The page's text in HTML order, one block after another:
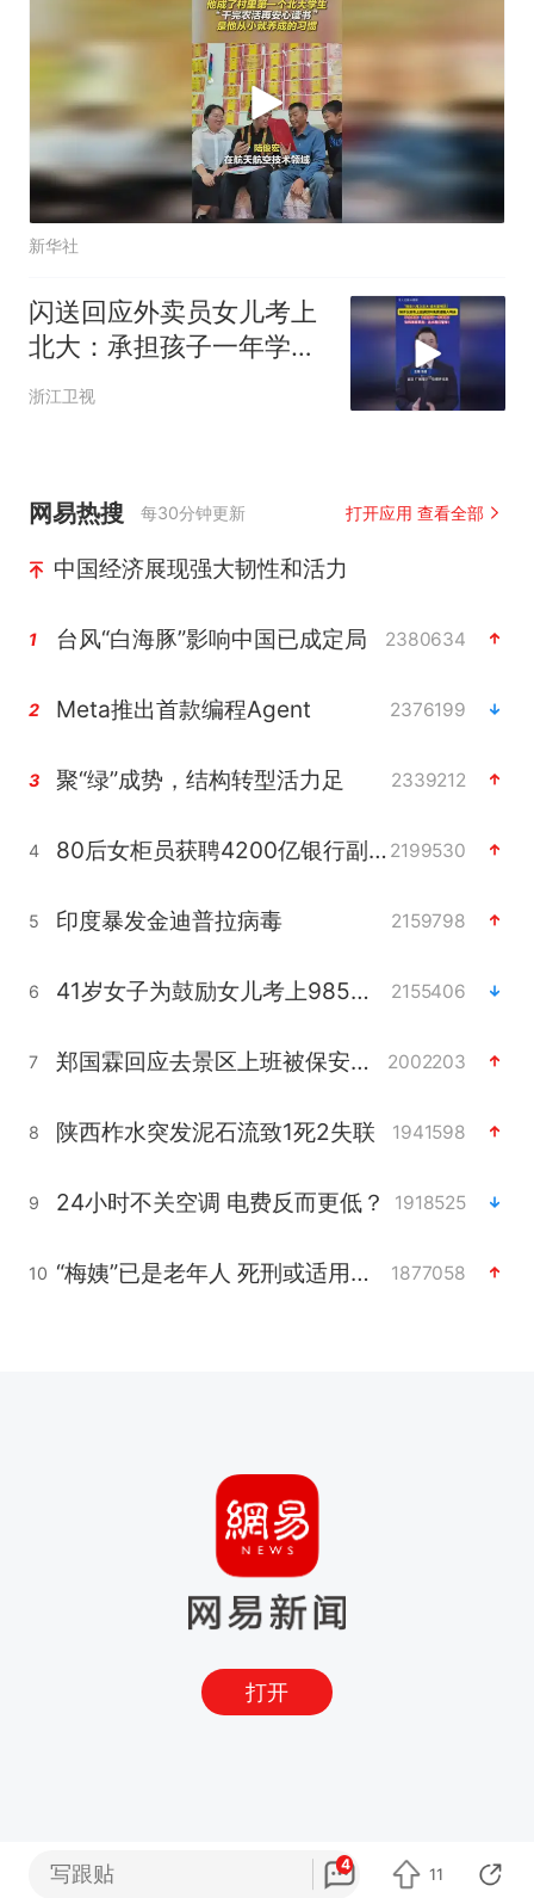
新华社
闪送回应外卖员女儿考上
北大：承担孩子一年学
费！
浙江卫视
网易热搜 每30分钟更新 打开应用 查看全部
中国经济展现强大韧性和活力
1 台风“白海豚”影响中国已成定局 2380634
2 Meta推出首款编程Agent 2376199
3 聚“绿”成势，结构转型活力足 2339212
4 80后女柜员获聘4200亿银行副行长 2199530
5 印度暴发金迪普拉病毒 2159798
6 41岁女子为鼓励女儿考上985研究生 2155406
7 郑国霖回应去景区上班被保安拦下 2002203
8 陕西柞水突发泥石流致1死2失联 1941598
9 24小时不关空调 电费反而更低？ 1918525
10 “梅姨”已是老年人 死刑或适用受限 1877058
打开
写跟贴 4
11